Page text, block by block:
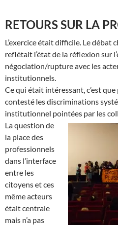
RETOURS SUR LA
L’exercice était difficile. Le débat
reflétait l’état de la réflexion sur
négociation/rupture avec les
institutionnels.
Ce qui était intéressant, c’est que
contesté les discriminations
institutionnel pointées par les
La question de
la place des
professionnels
dans l’interface
entre les
citoyens et ces
même acteurs
était centrale
mais n’a pas